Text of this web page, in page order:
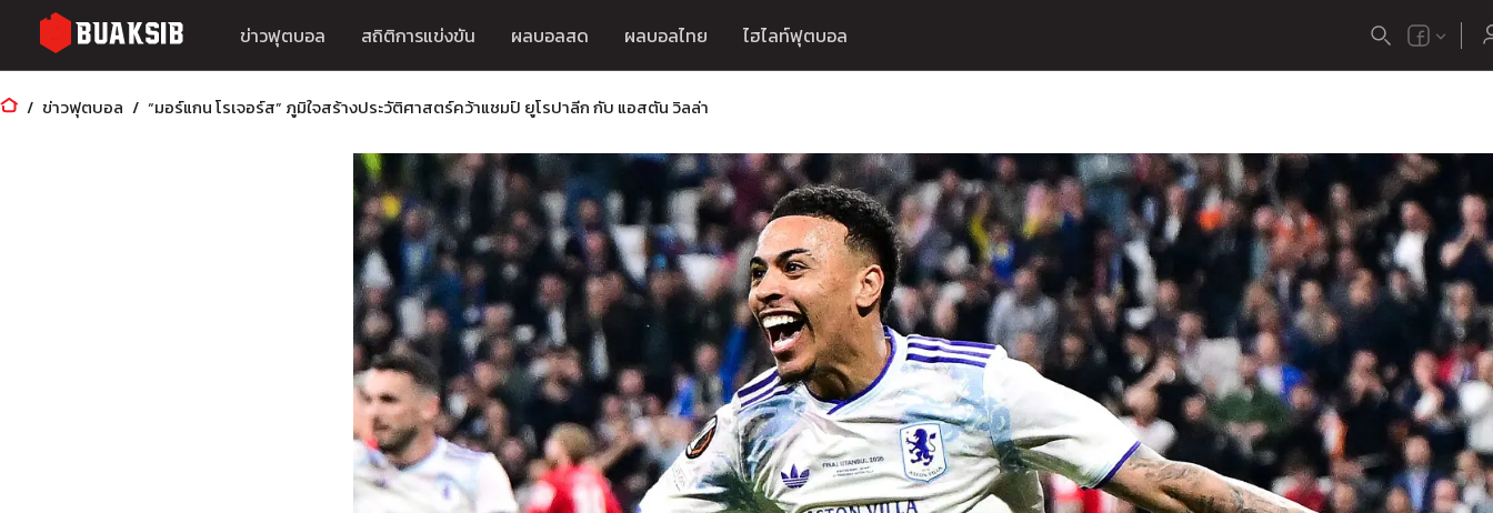
ข่าวฟุตบอล สถิติการแข่งขัน ผลบอลสด ผลบอลไทย ไฮไลท์ฟุตบอล
ข่าวฟุตบอล “มอร์แกน โรเจอร์ส” ภูมิใจสร้างประวัติศาสตร์คว้าแชมป์ ยูโรปาลีก กับ แอสตัน วิลล่า